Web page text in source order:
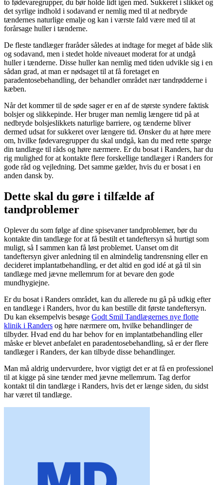
to fødevaregrupper, du bør holde lidt igen med. Sukkeret i slikket og
det syrlige indhold i sodavand er nemlig med til at nedbryde
tændernes naturlige emalje og kan i værste fald være med til at
forårsage huller i tænderne.
De fleste tandlæger fraråder således at indtage for meget af både slik
og sodavand, men i stedet holde niveauet moderat for at undgå
huller i tænderne. Disse huller kan nemlig med tiden udvikle sig i en
sådan grad, at man er nødsaget til at få foretaget en
paradentosebehandling, der behandler området nær tandrødderne i
kæben.
Når det kommer til de søde sager er en af de største syndere faktisk
bolsjer og slikkepinde. Her bruger man nemlig længere tid på at
nedbryde bolsjeslikkets naturlige barriere, og tænderne bliver
dermed udsat for sukkeret over længere tid. Ønsker du at høre mere
om, hvilke fødevaregrupper du skal undgå, kan du med rette spørge
din tandlæge til råds og høre nærmere. Er du bosat i Randers, har du
rig mulighed for at kontakte flere forskellige tandlæger i Randers for
gode råd og vejledning. Det samme gælder, hvis du er bosat i en
anden dansk by.
Dette skal du gøre i tilfælde af
tandproblemer
Oplever du som følge af dine spisevaner tandproblemer, bør du
kontakte din tandlæge for at få bestilt et tandeftersyn så hurtigt som
muligt, så I sammen kan få løst problemet. Uanset om dit
tandeftersyn giver anledning til en almindelig tandrensning eller en
decideret implantatbehandling, er det altid en god idé at gå til sin
tandlæge med jævne mellemrum for at bevare den gode
mundhygiejne.
Er du bosat i Randers området, kan du allerede nu gå på udkig efter
en tandlæge i Randers, hvor du kan bestille dit første tandeftersyn.
Du kan eksempelvis besøge Godt Smil Tandlægernes nye flotte
klinik i Randers og høre nærmere om, hvilke behandlinger de
tilbyder. Hvad end du har behov for en implantatbehandling eller
måske er blevet anbefalet en paradentosebehandling, så er der flere
tandlæger i Randers, der kan tilbyde disse behandlinger.
Man må aldrig undervurdere, hvor vigtigt det er at få en professionel
til at kigge på sine tænder med jævne mellemrum. Tag derfor
kontakt til din tandlæge i Randers, hvis det er længe siden, du sidst
har været til tandlæge.